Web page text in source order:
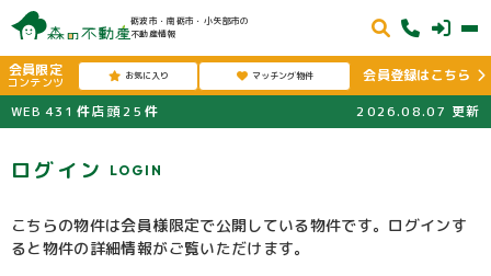
砺波市・南砺市・小矢部市の
不動産情報
会員限定
コンテンツ お気に入り マッチング物件
会員登録はこちら
WEB 431 件店頭25 件 2026.08.07 更新
ログイン LOGIN
こちらの物件は会員様限定で公開している物件です。ログインす
ると物件の詳細情報がご覧いただけます。